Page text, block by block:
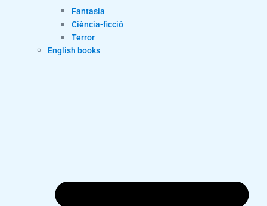
Fantasia
Ciència-ficció
Terror
English books